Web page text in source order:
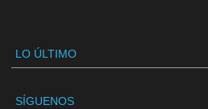
LO ÚLTIMO
SÍGUENOS